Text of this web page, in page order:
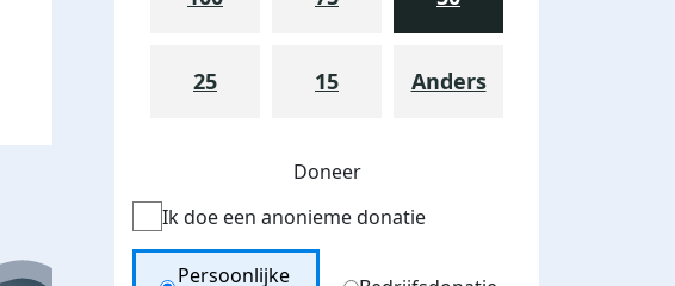
25 15 Anders
Doneer
Ik doe een anonieme donatie
Donation Type
Persoonlijke